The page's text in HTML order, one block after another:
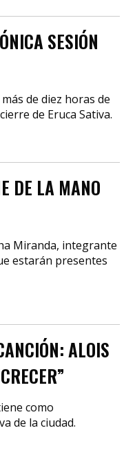
SESIÓN
de diez horas de
de Eruca Sativa.
DE LA MANO
Miranda, integrante
estarán presentes
ALOIS
como
de la ciudad.